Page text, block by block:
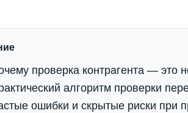
проверка контрагента — это
алгоритм проверки
ошибки и скрытые риски при